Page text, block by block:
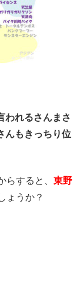
われるさんまさ
んもきっちり位
らすると、 東野
ょうか？